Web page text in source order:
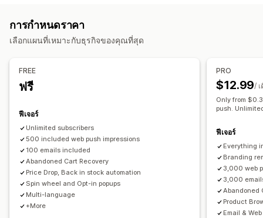
อีเมลการชำระเงิน
เมื่อตั้งใจออก
เรียกดูรายการที่ละทิ้ง
อีเมลต้อนรับ อีเมลติดตามผล
คำแนะนำสินค้า
แคมเปญที่กำหนดเอง
การจัดการแคมเปญ
เครื่องมือแก้ไข เทมเพลต
การปรับให้เข้ากับท้องถิ่น
รหัสที่กำหนดเอง
แบบอักษรที่กำหนดเอง
การแก้ไขจำนวนมาก
นำเข้าและส่งออก
การปรับให้เข้ากับท้องถิ่น
โดเมนอีเมล รายชื่อการจัดเก็บสำหรับอีเมล
ทริกเกอร์และกฎ
การทำงานอัตโนมัติ การกำหนดเป้าหมาย
ตำแหน่งทางภูมิศาสตร์
การแบ่งกลุ่ม
โฆษณาแบบกำหนดเป้าหมายซ้ำ
การส่งข้อความหลายช่องทาง ตะกร้าสินค้าแบบข้ามอุปกรณ์
เกมและการแข่งขัน
ขั้นตอนการทำงานอัตโนมัติ
ตัวเลือกการแสดงผล
การสร้างแบรนด์ที่กำหนดเอง
รหัสส่วนลดที่กำหนดเอง
ทริกเกอร์ เทมเพลต
หลายภาษา
การทดสอบ A/B
การติดตามพฤติกรรม
การกำหนดราคา
เลือกแผนที่เหมาะกับธุรกิจของคุณที่สุด
FREE
ฟรี
ฟีเจอร์
Unlimited subscribers
500 included web push impressions
100 emails included
Abandoned Cart Recovery
Price Drop, Back in stock automation
Spin wheel and Opt-in popups
Multi-language
+More
PRO
$12.99/
Only from
push.
ฟีเจอร์
Everything
Branding
3,000 web
3,000
Abandoned
Product
Email &